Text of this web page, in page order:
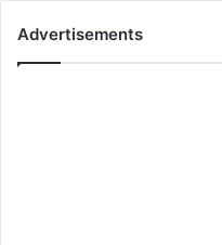
Advertisements